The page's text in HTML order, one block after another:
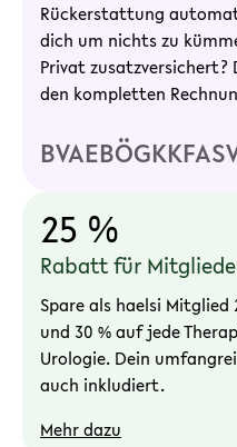
Rückerstattung
dich um nichts zu
Privat
den kompletten
BVAEBÖGKKFA
25 %
Rabatt für
Spare als haelsi
und 30 % auf jede
Urologie. Dein
auch inkludiert.
Mehr dazu